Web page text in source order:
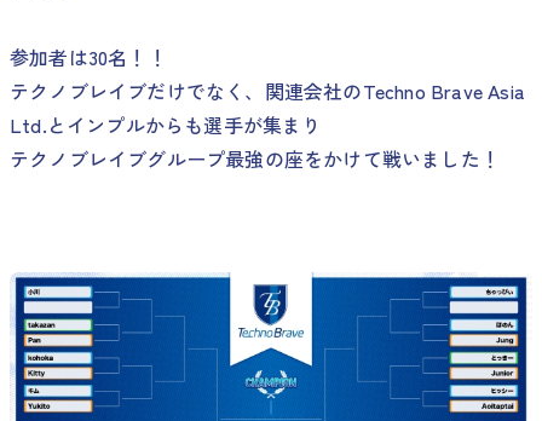
参加者は30名！！
テクノブレイブだけでなく、関連会社のTechno Brave Asia
Ltd.とインプルからも選手が集まり
テクノブレイブグループ最強の座をかけて戦いました！